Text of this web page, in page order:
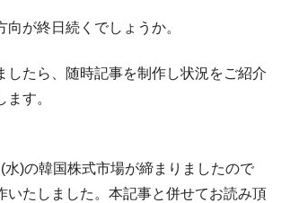
国で猛暑。南東部では干ばつ
2032年竣工と公示
対日本円】ウォン安が急進！ 日米の協調
車は売れている。6カ月で対前年同期比
向が終日続くでしょうか。
したら、随時記事を制作し状況をご紹介
す。
水)の韓国株式市場が締まりましたので
いたしました。本記事と併せてお読み頂